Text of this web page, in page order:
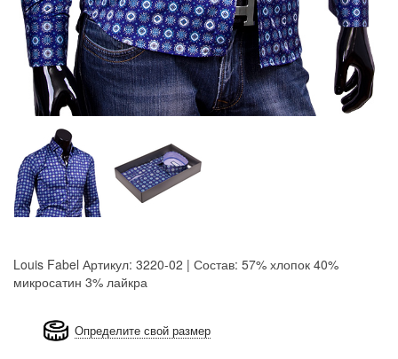
Louis Fabel Артикул: 3220-02 | Состав: 57% хлопок 40%
микросатин 3% лайкра
Определите свой размер